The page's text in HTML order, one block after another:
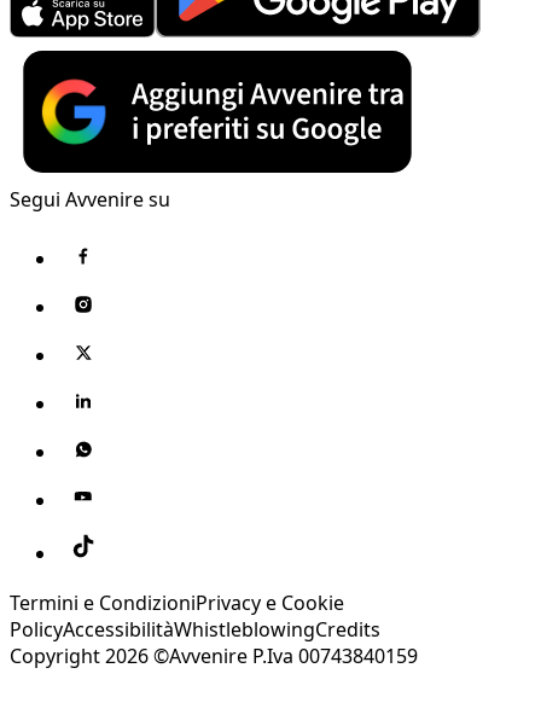
Segui Avvenire su
Termini e CondizioniPrivacy e Cookie
PolicyAccessibilitàWhistleblowingCredits
Copyright 2026 ©Avvenire P.Iva 00743840159